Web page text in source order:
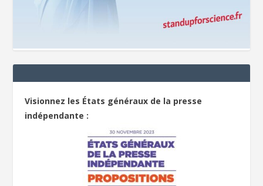
Visionnez les États généraux de la presse
indépendante :